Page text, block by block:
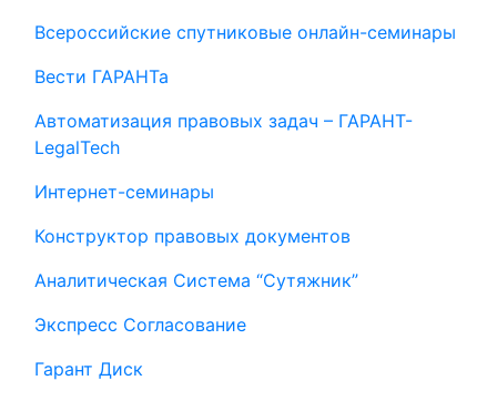
Всероссийские спутниковые онлайн-семинары
Вести ГАРАНТа
Автоматизация правовых задач – ГАРАНТ-
LegalTech
Интернет-семинары
Конструктор правовых документов
Аналитическая Система “Сутяжник”
Экспресс Согласование
Гарант Диск